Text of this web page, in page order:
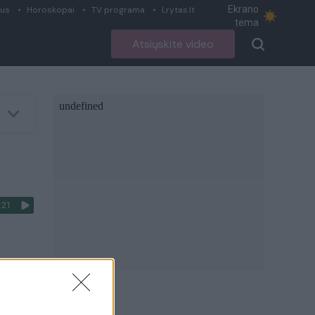
Horoskopai TV programa Lrytas.lt
Ekrano
tema
Atsiųskite video